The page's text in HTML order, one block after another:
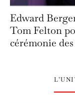
Edward
Tom Felton
cérémonie